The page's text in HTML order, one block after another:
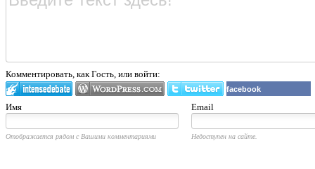
Комментировать, как Гость, или войти:
facebook
Имя Email
Отображается рядом с Вашими комментариями Недоступен на сайте.